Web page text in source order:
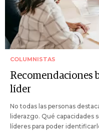
COLUMNISTAS
Recomendaciones
líder
No todas las personas
liderazgo. Qué capacidades
líderes para poder